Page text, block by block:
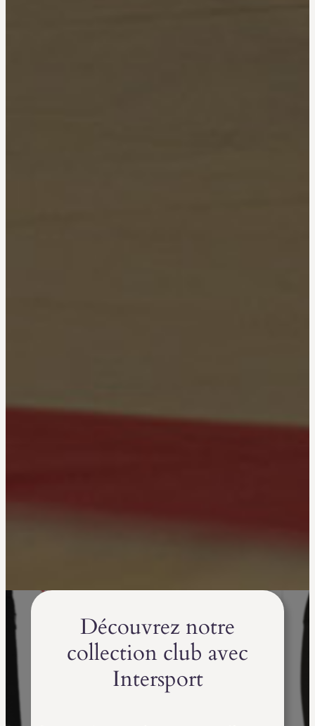
Découvrez notre
collection club avec
Intersport